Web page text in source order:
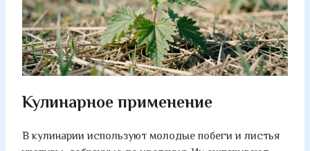
Кулинарное применение
В кулинарии используют молодые побеги и листья